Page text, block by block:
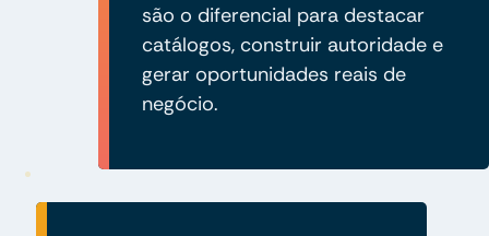
são o diferencial para destacar
catálogos, construir autoridade e
gerar oportunidades reais de
negócio.